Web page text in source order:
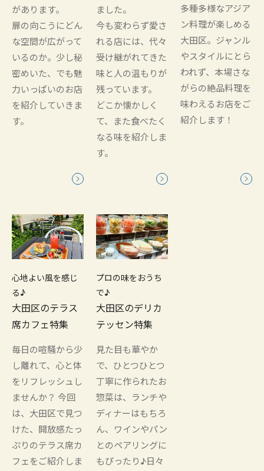
があります。
扉の向こうにどん
な空間が広がって
いるのか。少し秘
密めいた、でも魅
力いっぱいのお店
を紹介していきま
す。
ました。
今も変わらず愛さ
れる店には、代々
受け継がれてきた
味と人の温もりが
残っています。
どこか懐かしく
て、また食べたく
なる味を紹介しま
す。
多種多様なアジア
ン料理が楽しめる
大田区。ジャンル
やスタイルにとら
われず、本場さな
がらの絶品料理を
味わえるお店をご
紹介します！
心地よい風を感じ
る♪
大田区のテラス
席カフェ特集
毎日の喧騒から少
し離れて、心と体
をリフレッシュし
ませんか？ 今回
は、大田区で見つ
けた、開放感たっ
ぷりのテラス席カ
フェをご紹介しま
プロの味をおうち
で♪
大田区のデリカ
テッセン特集
見た目も華やか
で、ひとつひとつ
丁寧に作られたお
惣菜は、ランチや
ディナーはもちろ
ん、ワインやパン
とのペアリングに
もぴったり♪日々